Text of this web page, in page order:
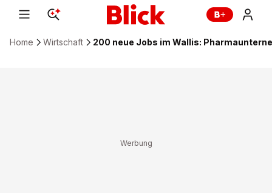
Home Wirtschaft 200 neue Jobs im Wallis: